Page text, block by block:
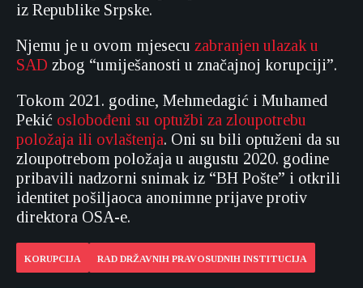
iz Republike Srpske.
Njemu je u ovom mjesecu zabranjen ulazak u
SAD zbog “umiješanosti u značajnoj korupciji”.
Tokom 2021. godine, Mehmedagić i Muhamed
Pekić oslobođeni su optužbi za zloupotrebu
položaja ili ovlaštenja. Oni su bili optuženi da su
zloupotrebom položaja u augustu 2020. godine
pribavili nadzorni snimak iz “BH Pošte” i otkrili
identitet pošiljaoca anonimne prijave protiv
direktora OSA-e.
KORUPCIJA RAD DRŽAVNIH PRAVOSUDNIH INSTITUCIJA